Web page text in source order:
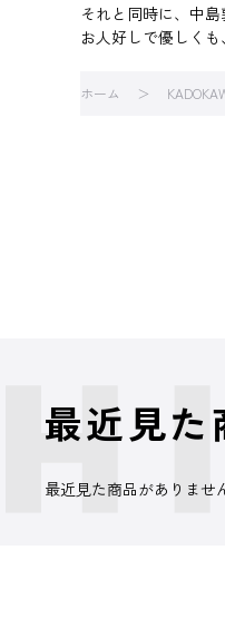
それと同時に、中
お人好しで優しく
ホーム
最近見た
最近見た商品がありませ